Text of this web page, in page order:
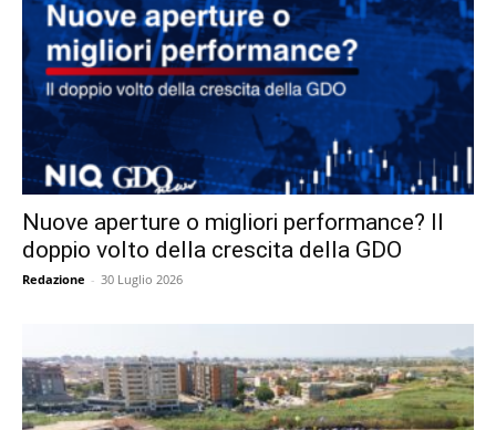
Nuove aperture o migliori performance? Il
doppio volto della crescita della GDO
Redazione - 30 Luglio 2026